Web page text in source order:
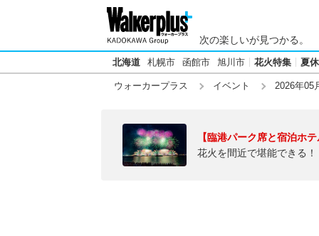
次の楽しいが見つかる。
北海道 札幌市 函館市 旭川市 花火特集 夏
ウォーカープラス イベント 2026年05
【臨港パーク席と宿泊ホ
花火を間近で堪能できる